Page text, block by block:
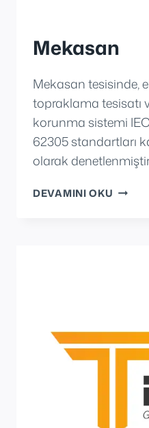
Mekasan
Mekasan tesisinde,
topraklama tesisatı
korunma sistemi
62305 standartları
olarak
DEVAMINI OKU